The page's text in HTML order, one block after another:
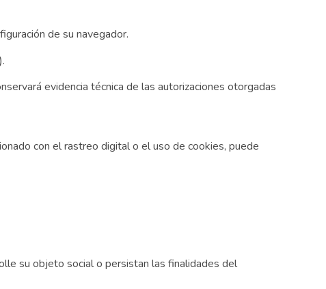
de su navegador.
evidencia técnica de las autorizaciones otorgadas
con el rastreo digital o el uso de cookies, puede
su objeto social o persistan las finalidades del